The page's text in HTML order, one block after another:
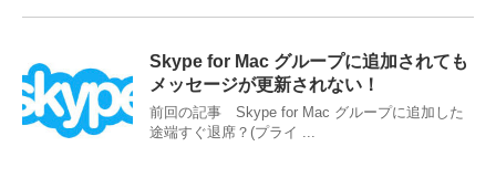
Skype for Mac グループに追加されても
メッセージが更新されない！
前回の記事 Skype for Mac グループに追加した
途端すぐ退席？(プライ ...